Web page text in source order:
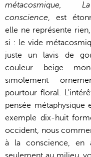
métacosmique,
conscience, est
elle ne représente
si : le vide
juste un lavis de
couleur beige
simolement
pourtour floral.
pensée
exemple dix-huit
occident, nous
à la conscience, en